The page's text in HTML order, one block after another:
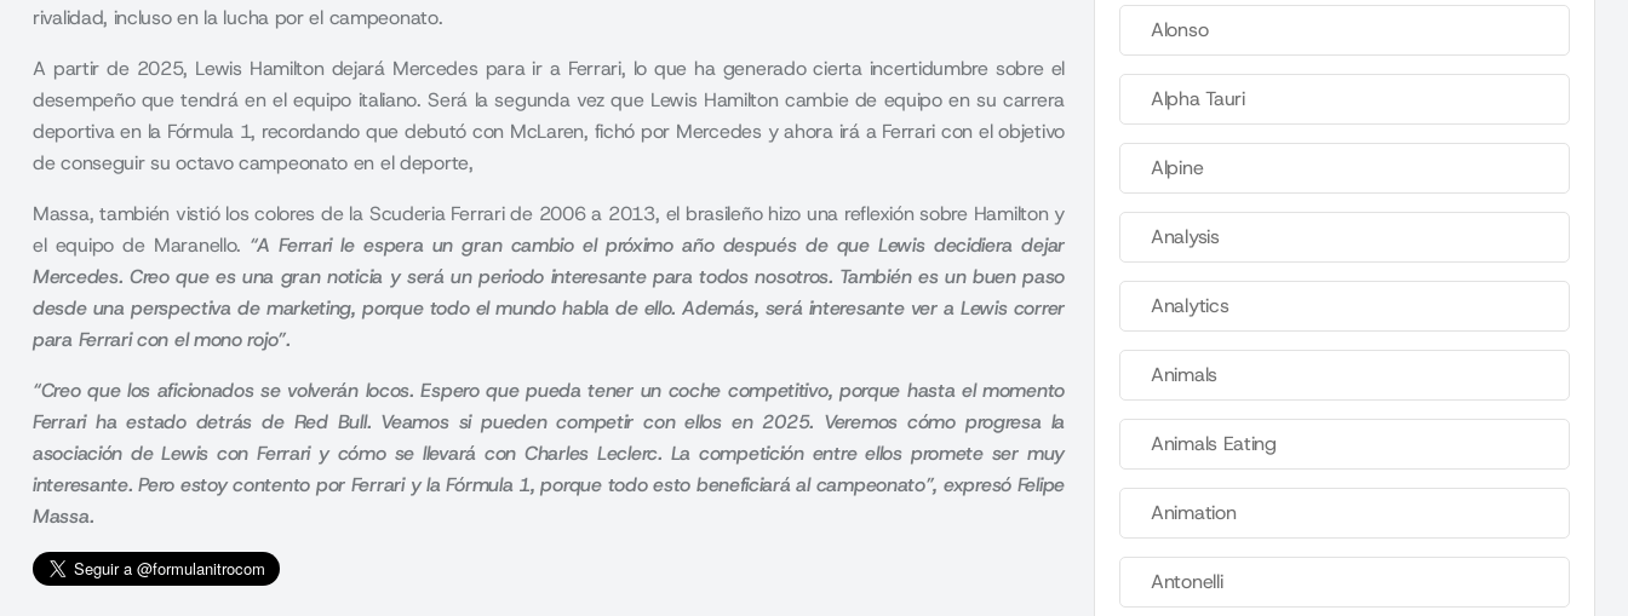
rivalidad, incluso en la lucha por el campeonato.
A partir de 2025, Lewis Hamilton dejará Mercedes para ir a Ferrari, lo que ha generado cierta incertidumbre sobre el
desempeño que tendrá en el equipo italiano. Será la segunda vez que Lewis Hamilton cambie de equipo en su carrera
deportiva en la Fórmula 1, recordando que debutó con McLaren, fichó por Mercedes y ahora irá a Ferrari con el objetivo
de conseguir su octavo campeonato en el deporte,
Massa, también vistió los colores de la Scuderia Ferrari de 2006 a 2013, el brasileño hizo una reflexión sobre Hamilton y
el equipo de Maranello. “A Ferrari le espera un gran cambio el próximo año después de que Lewis decidiera dejar
Mercedes. Creo que es una gran noticia y será un periodo interesante para todos nosotros. También es un buen paso
desde una perspectiva de marketing, porque todo el mundo habla de ello. Además, será interesante ver a Lewis correr
para Ferrari con el mono rojo”.
“Creo que los aficionados se volverán locos. Espero que pueda tener un coche competitivo, porque hasta el momento
Ferrari ha estado detrás de Red Bull. Veamos si pueden competir con ellos en 2025. Veremos cómo progresa la
asociación de Lewis con Ferrari y cómo se llevará con Charles Leclerc. La competición entre ellos promete ser muy
interesante. Pero estoy contento por Ferrari y la Fórmula 1, porque todo esto beneficiará al campeonato”, expresó Felipe
Massa.
Alonso
Alpha Tauri
Alpine
Analysis
Analytics
Animals
Animals Eating
Animation
Antonelli